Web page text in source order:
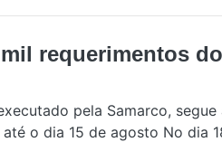
requerimentos
pela Samarco,
o dia 15 de agosto No dia